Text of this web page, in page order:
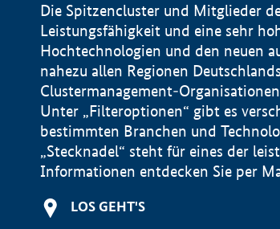
Die Spitzencluster und Mitglieder
Leistungsfähigkeit und eine sehr
Hochtechnologien und den neuen
nahezu allen Regionen
Clustermanagement-
Unter „Filteroptionen“ gibt es
bestimmten Branchen und
„Stecknadel“ steht für eines der
Informationen entdecken Sie per
LOS GEHT'S